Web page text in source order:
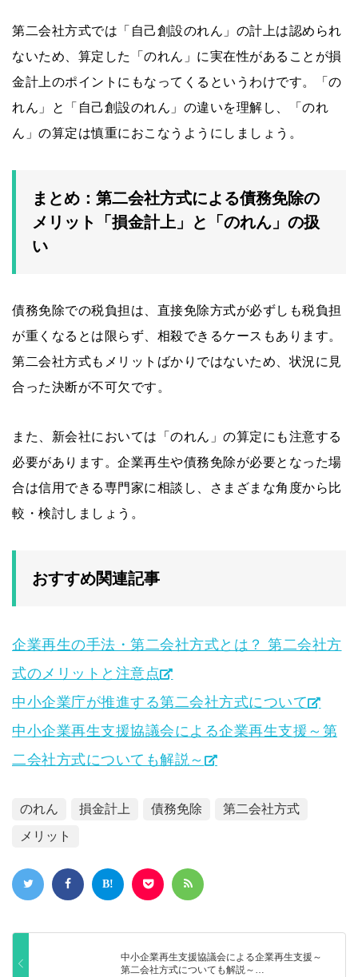
第二会社方式では「自己創設のれん」の計上は認められ
ないため、算定した「のれん」に実在性があることが損
金計上のポイントにもなってくるというわけです。「の
れん」と「自己創設のれん」の違いを理解し、「のれ
ん」の算定は慎重におこなうようにしましょう。
まとめ：第二会社方式による債務免除の
メリット「損金計上」と「のれん」の扱
い
債務免除での税負担は、直接免除方式が必ずしも税負担
が重くなるとは限らず、相殺できるケースもあります。
第二会社方式もメリットばかりではないため、状況に見
合った決断が不可欠です。
また、新会社においては「のれん」の算定にも注意する
必要があります。企業再生や債務免除が必要となった場
合は信用できる専門家に相談し、さまざまな角度から比
較・検討しましょう。
おすすめ関連記事
企業再生の手法・第二会社方式とは？ 第二会社方
式のメリットと注意点
中小企業庁が推進する第二会社方式について
中小企業再生支援協議会による企業再生支援～第
二会社方式についても解説～
のれん 損金計上 債務免除
第二会社方式
メリット
中小企業再生支援協議会による企業再生支援～
第二会社方式についても解説～…